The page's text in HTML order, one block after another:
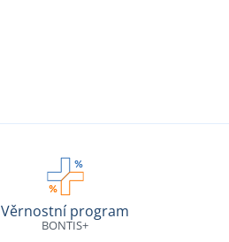
Věrnostní program
BONTIS+